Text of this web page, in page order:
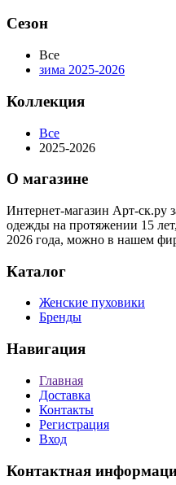
Сезон
Все
зима 2025-2026
Коллекция
Все
2025-2026
О магазине
Интернет-магазин Арт-ск.ру
одежды на протяжении 15
2026 года, можно в нашем
Каталог
Женские пуховики
Бренды
Навигация
Главная
Доставка
Контакты
Регистрация
Вход
Контактная